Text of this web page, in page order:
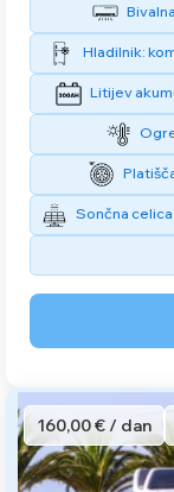
Hladilnik:
Litijev
Sončna
160,00 € / dan